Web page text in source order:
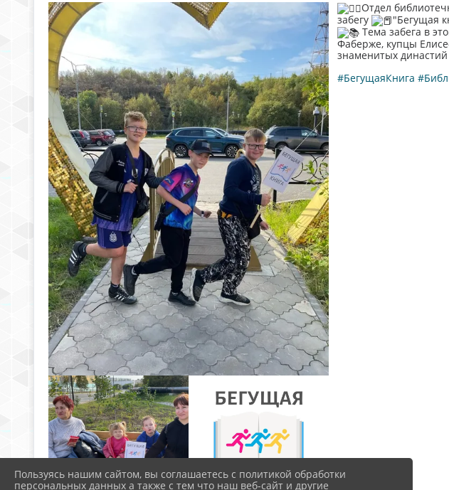
Отдел
забегу
"Бегущая
Тема забега в
Фаберже, купцы
знаменитых
#БегущаяКнига
Пользуясь нашим сайтом, вы соглашаетесь с политикой обработки
персональных данных а также с тем что наш веб-сайт и другие